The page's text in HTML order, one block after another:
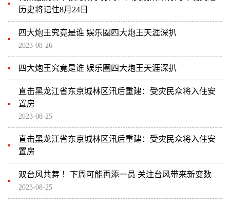
历史将记住8月24日
四大炮王究竟是谁 娱乐圈四大炮王天涯深扒
2023-08-26
四大炮王究竟是谁 娱乐圈四大炮王天涯深扒
直击黑龙江省东京城林区汛后重建：受灾民众将入住安
置房
2023-08-25
直击黑龙江省东京城林区汛后重建：受灾民众将入住安
置房
双台风共舞 ！下周可能再添一员 关注台风带来新变数
2023-08-25